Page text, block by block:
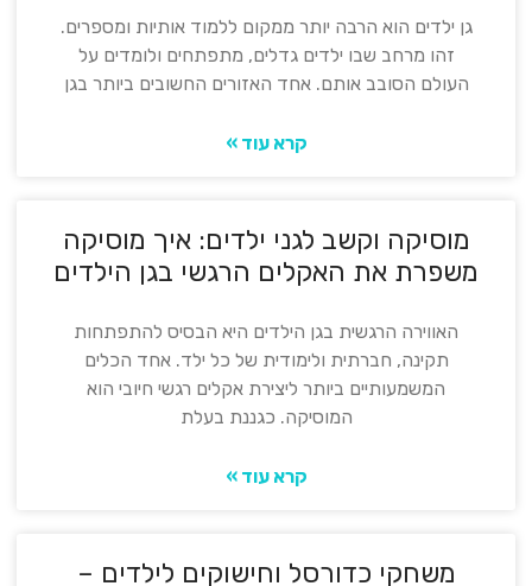
גן ילדים הוא הרבה יותר ממקום ללמוד אותיות ומספרים.
זהו מרחב שבו ילדים גדלים, מתפתחים ולומדים על
העולם הסובב אותם. אחד האזורים החשובים ביותר בגן
קרא עוד »
מוסיקה וקשב לגני ילדים: איך מוסיקה
משפרת את האקלים הרגשי בגן הילדים
האווירה הרגשית בגן הילדים היא הבסיס להתפתחות
תקינה, חברתית ולימודית של כל ילד. אחד הכלים
המשמעותיים ביותר ליצירת אקלים רגשי חיובי הוא
המוסיקה. כגננת בעלת
קרא עוד »
משחקי כדורסל וחישוקים לילדים –